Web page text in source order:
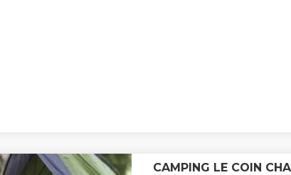
CAMPING LE COIN